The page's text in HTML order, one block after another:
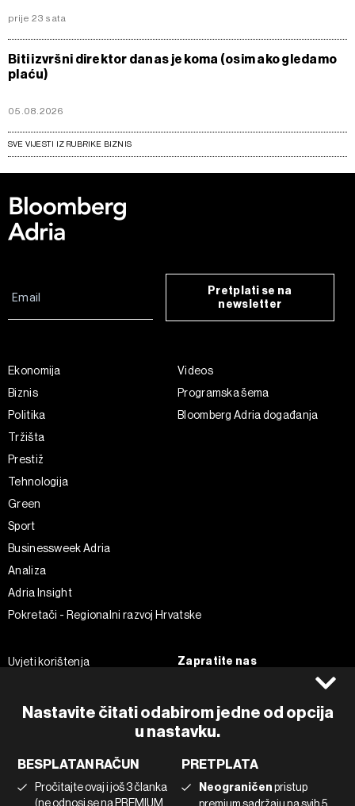
prije 23 sata
Biti izvršni direktor danas je koma (osim ako gledamo
plaću)
05.08.2026
SVE VIJESTI IZ RUBRIKE BIZNIS
Nastavite čitati odabirom jedne od opcija
u nastavku.
BESPLATAN RAČUN
Pročitajte ovaj i još 3 članka
(ne odnosi se na PREMIUM
PRETPLATA
Neograničenpristup
Pretplati se na
newsletter
Ekonomija
Biznis
Politika
Tržišta
Prestiž
Tehnologija
Green
Sport
Businessweek Adria
Analiza
Adria Insight
Pokretači - Regionalni razvoj Hrvatske
Videos
Programska šema
Bloomberg Adria događanja
Uvjeti korištenja
Politika kolačića
Korištenje umjetne inteligencije
Zapratite nas
Instagram
Twitter
Tiktok